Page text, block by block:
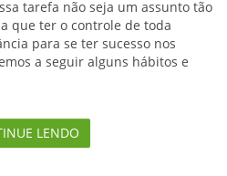
tarefa não seja um assunto tão
que ter o controle de toda
para se ter sucesso nos
a seguir alguns hábitos e
LENDO